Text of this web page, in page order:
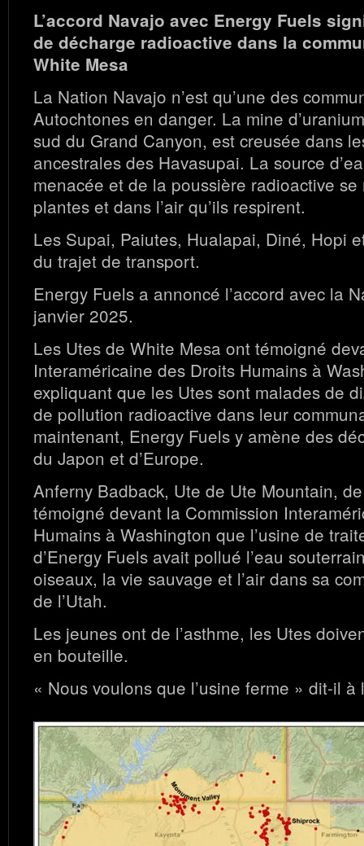
L’accord Navajo avec Energy Fuels
de décharge radioactive dans la
White Mesa
La Nation Navajo n’est qu’une des
Autochtones en danger. La mine
sud du Grand Canyon, est creusée dans
ancestrales des Havasupai. La source
menacée et de la poussière radioactive
plantes et dans l’air qu’ils respirent.
Les Supai, Paiutes, Hualapai, Diné, Hopi
du trajet de transport.
Energy Fuels a annoncé l’accord avec la
janvier 2025.
Les Utes de White Mesa ont témoigné
Interaméricaine des Droits Humains à
expliquant que les Utes sont malades de
de pollution radioactive dans leur
maintenant, Energy Fuels y amène des
du Japon et d’Europe.
Anferny Badback, Ute de Ute Mountain,
témoigné devant la Commission
Humains à Washington que l’usine de
d’Energy Fuels avait pollué l’eau
oiseaux, la vie sauvage et l’air dans sa
de l’Utah.
Les jeunes ont de l’asthme, les Utes
en bouteille.
« Nous voulons que l’usine ferme » dit-il à